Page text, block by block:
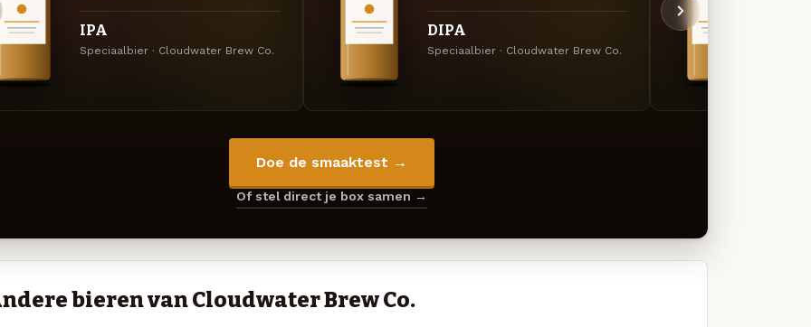
IPA
Speciaalbier · Cloudwater Brew Co.
DIPA
Speciaalbier · Cloudwater Brew Co.
Doe de smaaktest →
Of stel direct je box samen →
bieren van Cloudwater Brew Co.